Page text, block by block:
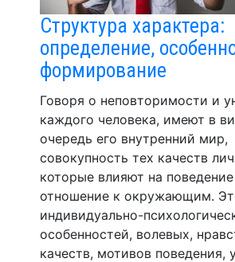
Структура характера:
определение,
формирование
Говоря о неповторимости и
каждого человека, имеют в
очередь его внутренний мир,
совокупность тех качеств
которые влияют на
отношение к окружающим.
индивидуально-
особенностей, волевых,
качеств, мотивов поведения,